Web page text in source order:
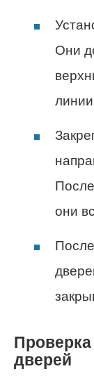
Они
они
дверей